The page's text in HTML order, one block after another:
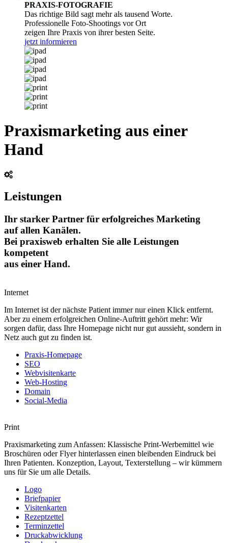
PRAXIS-FOTOGRAFIE
Das richtige Bild sagt mehr als tausend Worte.
Professionelle Foto-Shootings vor Ort
zeigen Ihre Praxis von ihrer besten Seite.
jetzt informieren
Praxismarketing aus einer
Hand
Leistungen
Ihr starker Partner für erfolgreiches Marketing
auf allen Kanälen.
Bei praxisweb erhalten Sie alle Leistungen
kompetent
aus einer Hand.
Internet
Im Internet ist der nächste Patient immer nur einen Klick entfernt.
Aber zu einem erfolgreichen Online-Auftritt gehört mehr: Wir
sorgen dafür, dass Ihre Homepage nicht nur gut aussieht, sondern in
Netz auch gut zu finden ist.
Praxis-Homepage
SEO
Webvisitenkarte
Web-Hosting
Domain
Social-Media
Print
Praxismarketing zum Anfassen: Klassische Print-Werbemittel wie
Broschüren oder Flyer hinterlassen einen bleibenden Eindruck bei
Ihren Patienten. Konzeption, Layout, Texterstellung – wir kümmern
uns für Sie um alle Details.
Logo
Briefpapier
Visitenkarten
Rezeptzettel
Terminzettel
Druckabwicklung